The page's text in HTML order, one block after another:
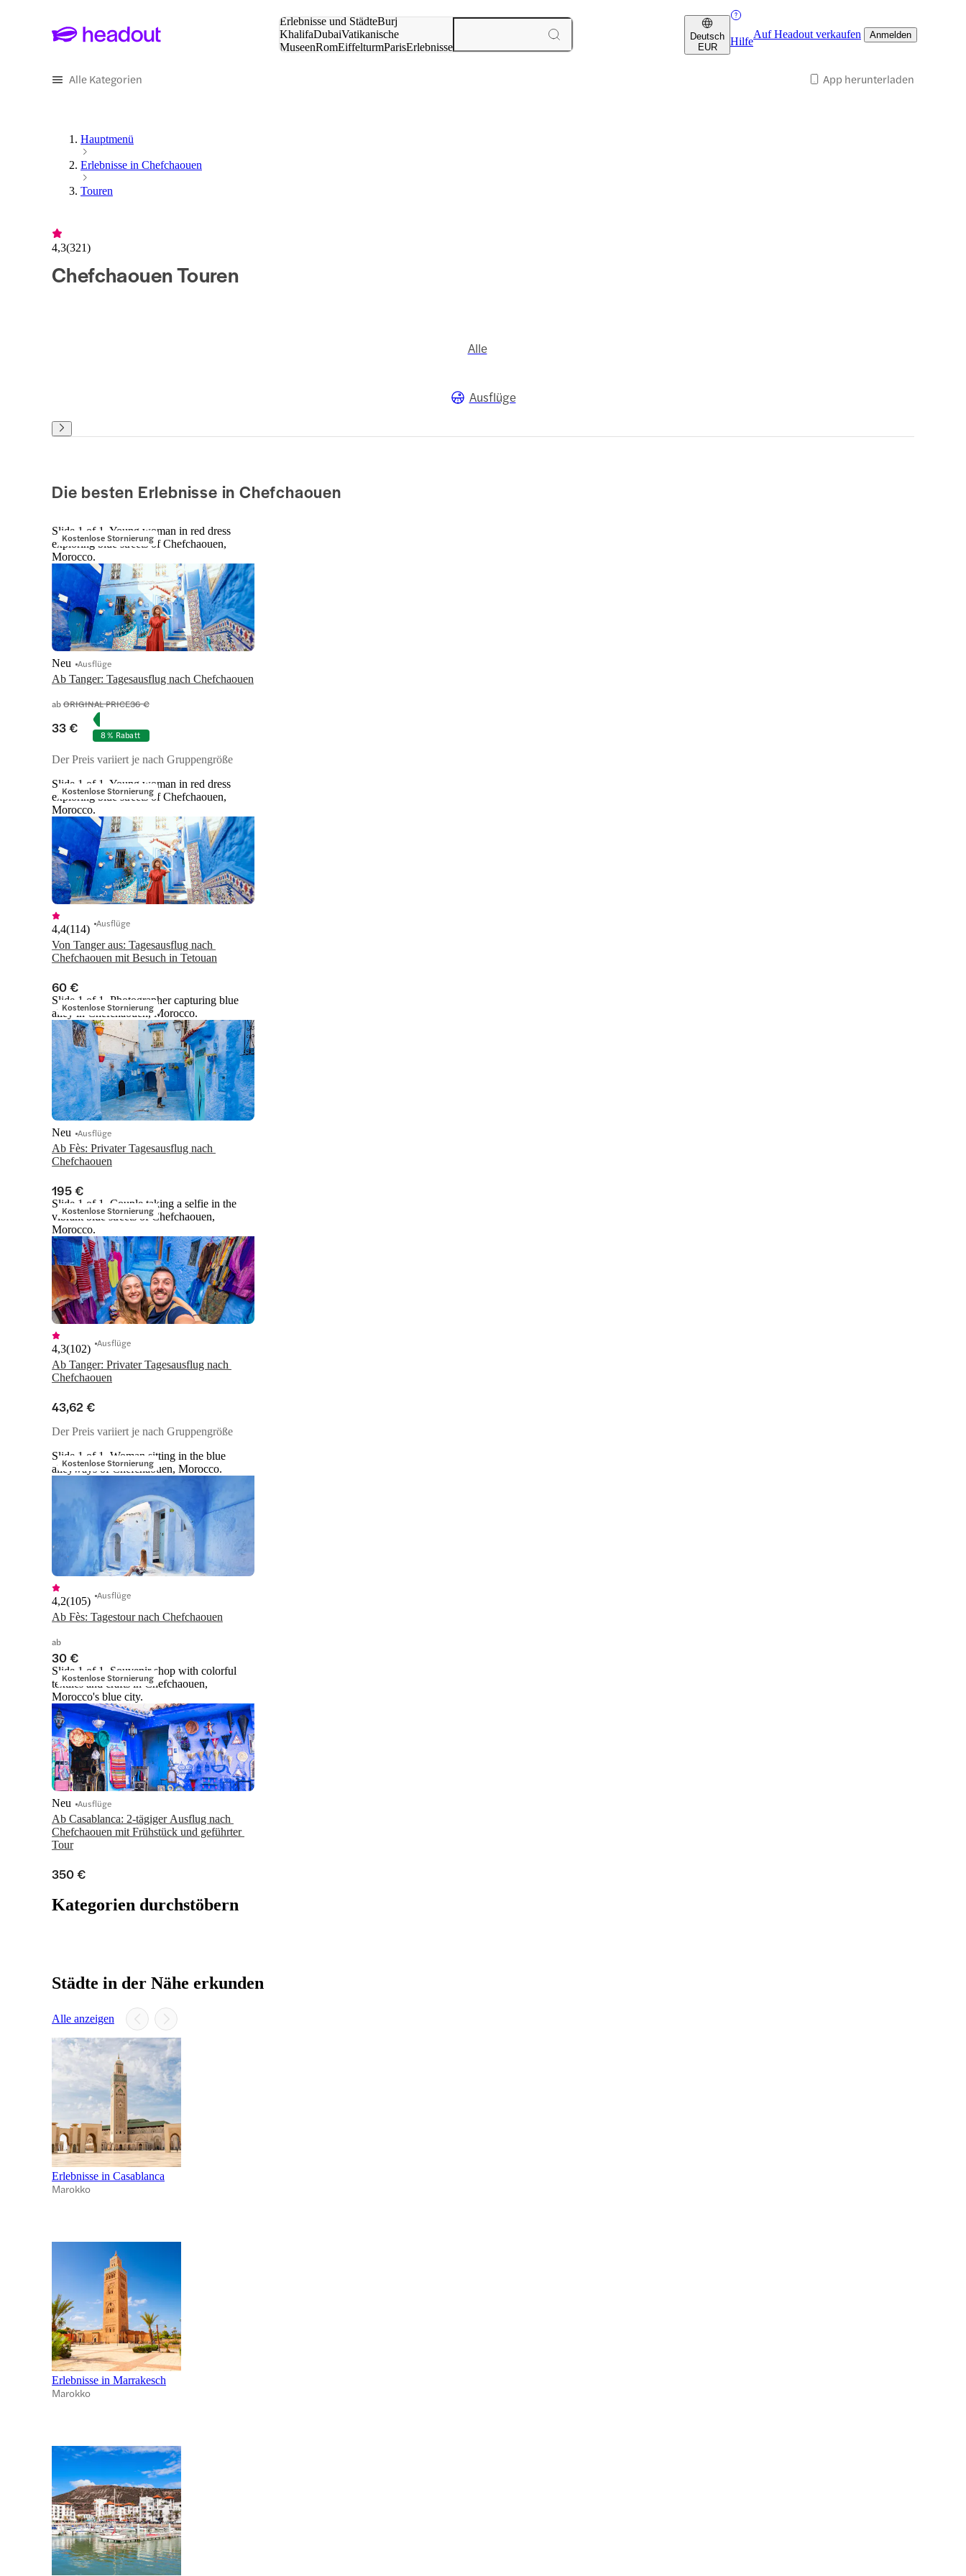
Erlebnisse und StädteBurj
KhalifaDubaiVatikanische
MuseenRomEiffelturmParisErlebnisse
Deutsch
EUR
Hilfe
Auf Headout verkaufen Anmelden
Alle Kategorien App herunterladen
Hauptmenü
Erlebnisse in Chefchaouen
Touren
4,3(321)
Chefchaouen Touren
Alle
Ausflüge
Die besten Erlebnisse in Chefchaouen
Kostenlose Stornierung
Slide 1 of 1, Young woman in red dress
exploring blue streets of Chefchaouen,
Morocco.
Ab Tanger: Tagesausflug nach Chefchaouen
Neu Ausflüge
abORIGINAL PRICE36 €
33 € 8 % Rabatt
Der Preis variiert je nach Gruppengröße
Kostenlose Stornierung
Slide 1 of 1, Young woman in red dress
exploring blue streets of Chefchaouen,
Morocco.
Von Tanger aus: Tagesausflug nach
Chefchaouen mit Besuch in Tetouan
4,4(114) Ausflüge
60 €
Kostenlose Stornierung
Slide 1 of 1, Photographer capturing blue
alley in Chefchaouen, Morocco.
Ab Fès: Privater Tagesausflug nach
Chefchaouen
Neu Ausflüge
195 €
Kostenlose Stornierung
Slide 1 of 1, Couple taking a selfie in the
vibrant blue streets of Chefchaouen,
Morocco.
Ab Tanger: Privater Tagesausflug nach
Chefchaouen
4,3(102) Ausflüge
43,62 €
Der Preis variiert je nach Gruppengröße
Kostenlose Stornierung
Slide 1 of 1, Woman sitting in the blue
alleyways of Chefchaouen, Morocco.
Ab Fès: Tagestour nach Chefchaouen
4,2(105) Ausflüge
ab
30 €
Kostenlose Stornierung
Slide 1 of 1, Souvenir shop with colorful
textiles and crafts in Chefchaouen,
Morocco's blue city.
Ab Casablanca: 2-tägiger Ausflug nach
Chefchaouen mit Frühstück und geführter
Tour
Neu Ausflüge
350 €
Kategorien durchstöbern
Städte in der Nähe erkunden
Alle anzeigen
Erlebnisse in Casablanca
Marokko
Erlebnisse in Marrakesch
Marokko